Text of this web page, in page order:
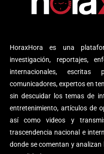
HoraxHora es una
investigación, reportajes,
internacionales, escritas
comunicadores, expertos en
sin descuidar los temas de
entretenimiento, artículos de
así como videos y
trascendencia nacional e
donde se comentan y